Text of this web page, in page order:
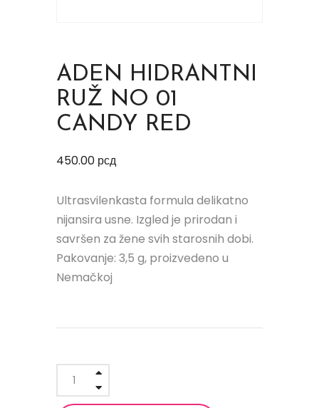
ADEN HIDRANTNI
RUŽ NO 01
CANDY RED
450.00 рсд
Ultrasvilenkasta formula delikatno
nijansira usne. Izgled je prirodan i
savršen za žene svih starosnih dobi.
Pakovanje: 3,5 g, proizvedeno u
Nemačkoj